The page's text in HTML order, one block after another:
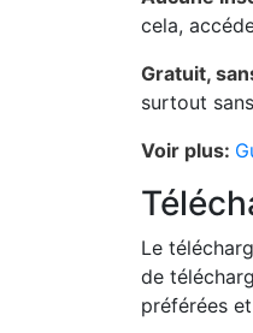
cela,
Gratuit,
surtout
Voir plus:
Le
de
préférées